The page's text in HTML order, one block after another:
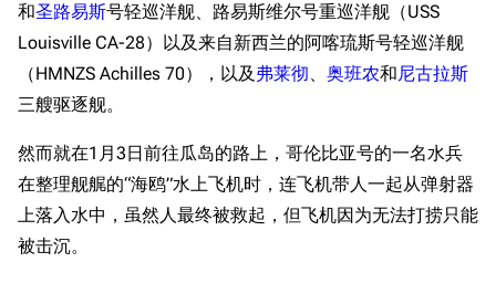
和圣路易斯号轻巡洋舰、路易斯维尔号重巡洋舰（USS
Louisville CA-28）以及来自新西兰的阿喀琉斯号轻巡洋舰
（HMNZS Achilles 70），以及 弗莱彻、 奥班农和尼古拉斯
三艘驱逐舰。
然而就在1月3日前往瓜岛的路上，哥伦比亚号的一名水兵
在整理舰艉的“海鸥”水上飞机时，连飞机带人一起从弹射器
上落入水中，虽然人最终被救起，但飞机因为无法打捞只能
被击沉。